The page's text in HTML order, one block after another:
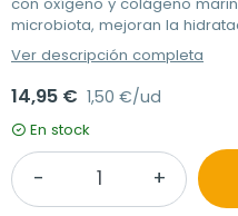
microbiota, mejoran la
Ver descripción completa
14,95 € 1,50 €/ud
En stock